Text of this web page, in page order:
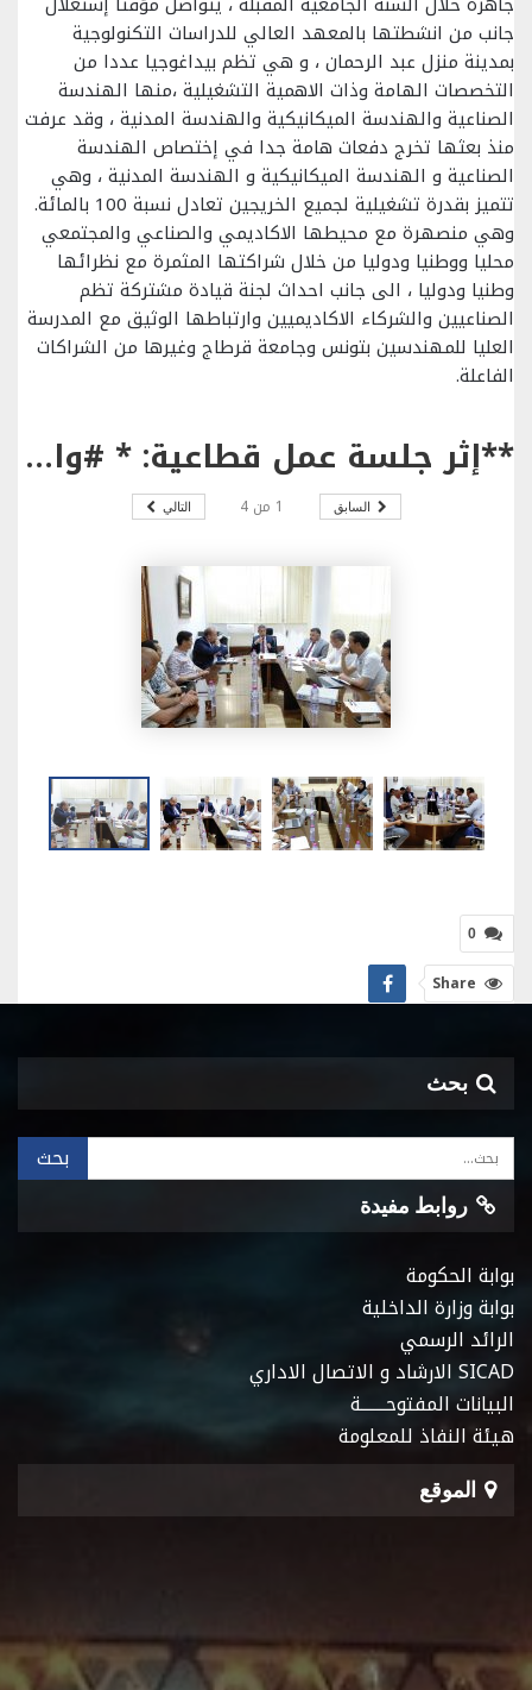
جانب من انشطتها بالمعهد العالي للدراسات التكنولوجية
بمدينة منزل عبد الرحمان ، و هي تظم بيداغوجيا عددا من
التخصصات الهامة وذات الاهمية التشغيلية ،منها الهندسة
الصناعية والهندسة الميكانيكية والهندسة المدنية ، وقد عرفت
منذ بعثها تخرج دفعات هامة جدا في إختصاص الهندسة
الصناعية و الهندسة الميكانيكية و الهندسة المدنية ، وهي
تتميز بقدرة تشغيلية لجميع الخريجين تعادل نسبة 100 بالمائة.
وهي منصهرة مع محيطها الاكاديمي والصناعي والمجتمعي
محليا ووطنيا ودوليا من خلال شراكتها المثمرة مع نظرائها
وطنيا ودوليا ، الى جانب احداث لجنة قيادة مشتركة تظم
الصناعيين والشركاء الاكاديميين وارتباطها الوثيق مع المدرسة
العليا للمهندسين بتونس وجامعة قرطاج وغيرها من الشراكات
الفاعلة.
**إثر جلسة عمل قطاعية: * #والي #بنزرت يؤكد على تلافي كل اشكال التاخير وإتمام بقية عناصر مشروع #المدرسة #الوطنية #للمهندسين بمنزل عبد الرحمان من معتمدية منزل جميل في غضون نهاية شهر جويلية المقبل .
السابق 1 من 4 التالي
0
Share
بحث
روابط مفيدة
بوابة الحكومة
بوابة وزارة الداخلية
الرائد الرسمي
SICAD الارشاد و الاتصال الاداري
البيانات المفتوحـــــــة
هيئة النفاذ للمعلومة
الموقع